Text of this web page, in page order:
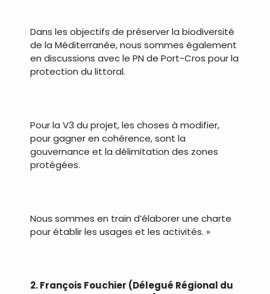
Dans les objectifs de préserver la biodiversité
de la Méditerranée, nous sommes également
en discussions avec le PN de Port-Cros pour la
protection du littoral.
Pour la V3 du projet, les choses à modifier,
pour gagner en cohérence, sont la
gouvernance et la délimitation des zones
protégées.
Nous sommes en train d’élaborer une charte
pour établir les usages et les activités. »
2. François Fouchier (Délegué Régional du